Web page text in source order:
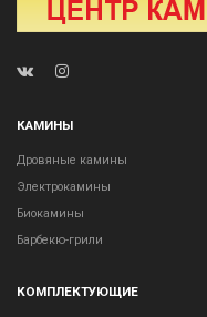
КАМИНЫ
Дровяные камины
Электрокамины
Биокамины
Барбекю-грили
КОМПЛЕКТУЮЩИЕ